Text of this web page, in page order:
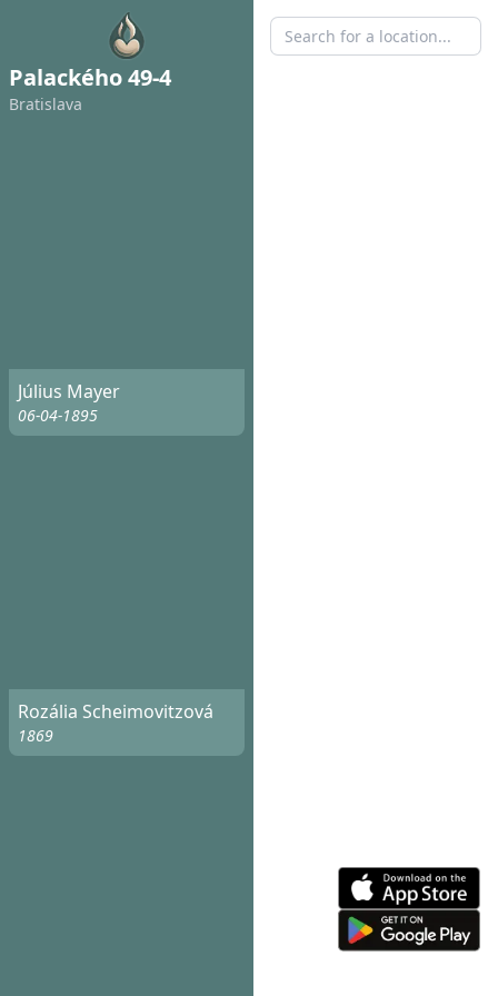
Palackého 49-4
Bratislava
Július Mayer
06-04-1895
Rozália Scheimovitzová
1869